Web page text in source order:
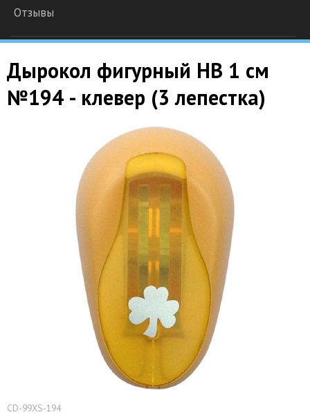
Отзывы
Дырокол фигурный HB 1 см
№194 - клевер (3 лепестка)
CD-99XS-194